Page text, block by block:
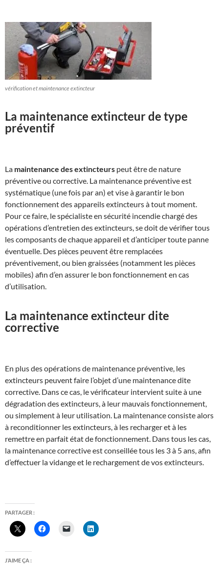
vérification et maintenance extincteur
La maintenance extincteur de type
préventif
La maintenance des extincteurs peut être de nature
préventive ou corrective. La maintenance préventive est
systématique (une fois par an) et vise à garantir le bon
fonctionnement des appareils extincteurs à tout moment.
Pour ce faire, le spécialiste en sécurité incendie chargé des
opérations d’entretien des extincteurs, se doit de vérifier tous
les composants de chaque appareil et d’anticiper toute panne
éventuelle. Des pièces peuvent être remplacées
préventivement, ou bien graissées (notamment les pièces
mobiles) afin d’en assurer le bon fonctionnement en cas
d’utilisation.
La maintenance extincteur dite
corrective
En plus des opérations de maintenance préventive, les
extincteurs peuvent faire l’objet d’une maintenance dite
corrective. Dans ce cas, le vérificateur intervient suite à une
dégradation des extincteurs, à leur mauvais fonctionnement,
ou simplement à leur utilisation. La maintenance consiste alors
à reconditionner les extincteurs, à les recharger et à les
remettre en parfait état de fonctionnement. Dans tous les cas,
la maintenance corrective est conseillée tous les 3 à 5 ans, afin
d’effectuer la vidange et le rechargement de vos extincteurs.
PARTAGER :
J’AIME ÇA :